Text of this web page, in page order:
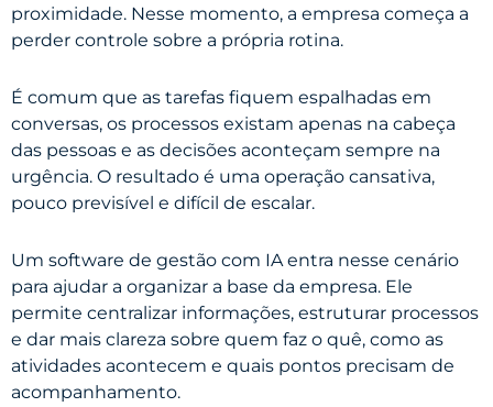
proximidade. Nesse momento, a empresa começa a
perder controle sobre a própria rotina.
É comum que as tarefas fiquem espalhadas em
conversas, os processos existam apenas na cabeça
das pessoas e as decisões aconteçam sempre na
urgência. O resultado é uma operação cansativa,
pouco previsível e difícil de escalar.
Um software de gestão com IA entra nesse cenário
para ajudar a organizar a base da empresa. Ele
permite centralizar informações, estruturar processos
e dar mais clareza sobre quem faz o quê, como as
atividades acontecem e quais pontos precisam de
acompanhamento.